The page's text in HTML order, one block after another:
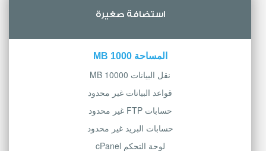
استضافة صغيرة
المساحة 1000 MB
نقل البيانات 10000 MB
قواعد البيانات غير محدود
حسابات FTP غير محدود
حسابات البريد غير محدود
لوحة التحكم cPanel